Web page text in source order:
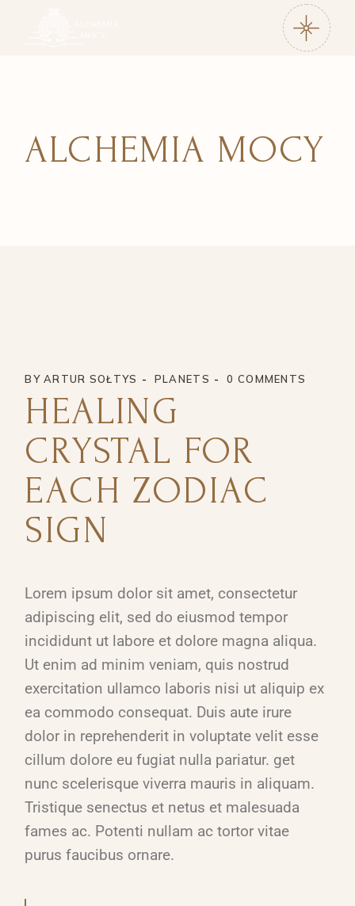
ALCHEMIA MOCY
BY ARTUR SOŁTYS PLANETS 0 COMMENTS
HEALING
CRYSTAL FOR
EACH ZODIAC
SIGN
Lorem ipsum dolor sit amet, consectetur
adipiscing elit, sed do eiusmod tempor
incididunt ut labore et dolore magna aliqua.
Ut enim ad minim veniam, quis nostrud
exercitation ullamco laboris nisi ut aliquip ex
ea commodo consequat. Duis aute irure
dolor in reprehenderit in voluptate velit esse
cillum dolore eu fugiat nulla pariatur. get
nunc scelerisque viverra mauris in aliquam.
Tristique senectus et netus et malesuada
fames ac. Potenti nullam ac tortor vitae
purus faucibus ornare.